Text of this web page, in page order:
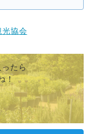
光協会
たら
！